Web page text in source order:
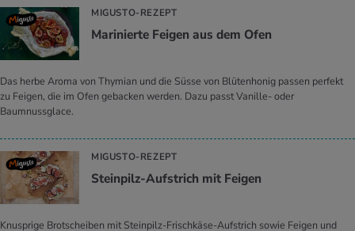
MIGUSTO-REZEPT
Ma­ri­nier­te Fei­gen aus dem Ofen
Das herbe Aroma von Thymian und die Süsse von Blütenhonig passen perfekt
zu Feigen, die im Ofen gebacken werden. Dazu passt Vanille- oder
Baumnussglace.
MIGUSTO-REZEPT
Stein­pilz-Auf­strich mit Fei­gen
Knusprige Brotscheiben mit Steinpilz-Frischkäse-Aufstrich sowie Feigen und